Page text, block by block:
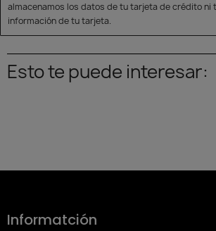
almacenamos los datos de tu tarjeta de crédito ni
información de tu tarjeta.
Esto te puede interesar:
Informatción